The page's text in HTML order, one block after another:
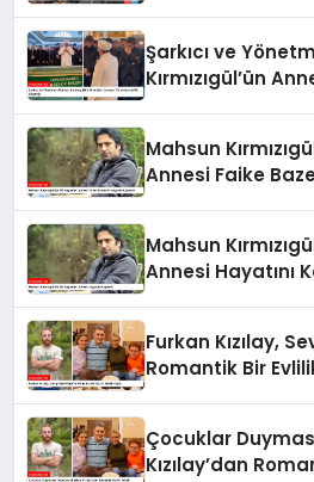
Şarkıcı ve
Kırmızıgül’ün
Mahsun
Annesi Faike
Mahsun
Annesi Hayatını
Furkan Kızılay,
Romantik Bir
Çocuklar
Kızılay’dan